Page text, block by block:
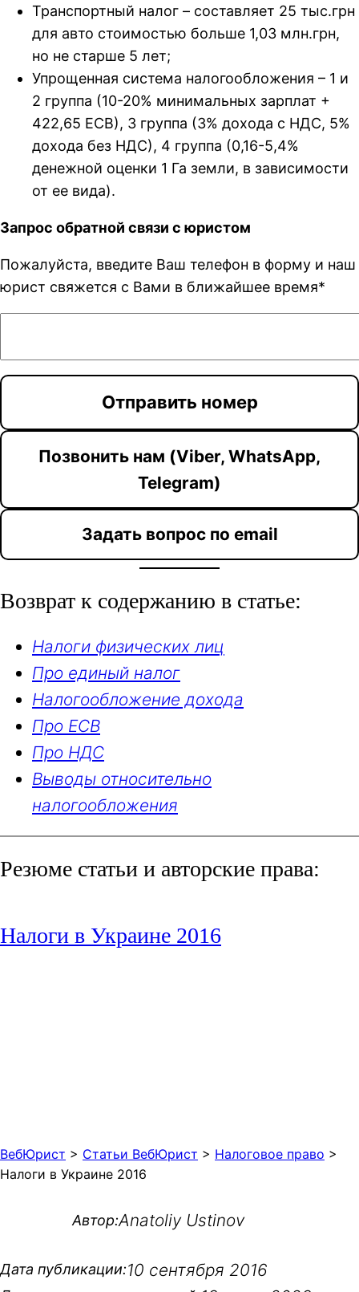
Транспортный налог – составляет 25 тыс.грн
для авто стоимостью больше 1,03 млн.грн,
но не старше 5 лет;
Упрощенная система налогообложения – 1 и
2 группа (10-20% минимальных зарплат +
422,65 ЕСВ), 3 группа (3% дохода с НДС, 5%
дохода без НДС), 4 группа (0,16-5,4%
денежной оценки 1 Га земли, в зависимости
от ее вида).
Запрос обратной связи с юристом
Пожалуйста, введите Ваш телефон в форму и наш
юрист свяжется с Вами в ближайшее время*
Позвонить нам (Viber, WhatsApp,
Telegram)
Задать вопрос по email
Возврат к содержанию в статье:
Налоги физических лиц
Про единый налог
Налогообложение дохода
Про ЕСВ
Про НДС
Выводы относительно
налогообложения
Резюме статьи и авторские права:
Налоги в Украине 2016
ВебЮрист > Статьи ВебЮрист > Налоговое право >
Налоги в Украине 2016
Автор:Anatoliy Ustinov
Дата публикации:10 сентября 2016